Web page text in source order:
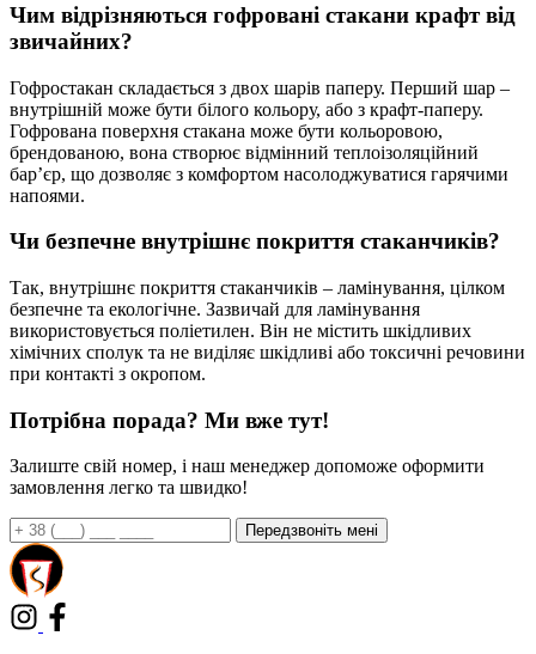
Чим відрізняються гофровані стакани крафт від
звичайних?
Гофростакан складається з двох шарів паперу. Перший шар –
внутрішній може бути білого кольору, або з крафт-паперу.
Гофрована поверхня стакана може бути кольоровою,
брендованою, вона створює відмінний теплоізоляційний
бар’єр, що дозволяє з комфортом насолоджуватися гарячими
напоями.
Чи безпечне внутрішнє покриття стаканчиків?
Так, внутрішнє покриття стаканчиків – ламінування, цілком
безпечне та екологічне. Зазвичай для ламінування
використовується поліетилен. Він не містить шкідливих
хімічних сполук та не виділяє шкідливі або токсичні речовини
при контакті з окропом.
Потрібна порада? Ми вже тут!
Залиште свій номер, і наш менеджер допоможе оформити
замовлення легко та швидко!